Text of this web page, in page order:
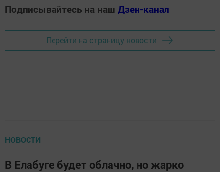
Подписывайтесь на наш Дзен-канал
Перейти на страницу новости
НОВОСТИ
В Елабуге будет облачно, но жарко